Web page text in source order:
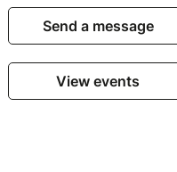
Send a message
View events